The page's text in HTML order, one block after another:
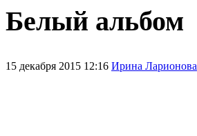
Белый альбом
15 декабря 2015 12:16 Ирина Ларионова